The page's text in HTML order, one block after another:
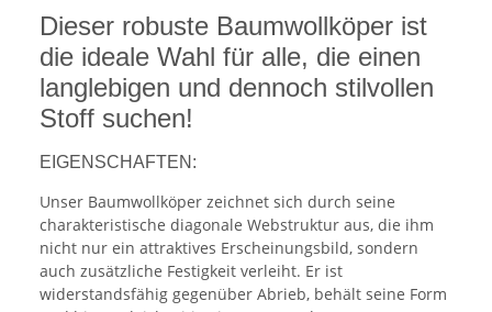
Dieser robuste Baumwollköper ist
die ideale Wahl für alle, die einen
langlebigen und dennoch stilvollen
Stoff suchen!
EIGENSCHAFTEN:
Unser Baumwollköper zeichnet sich durch seine
charakteristische diagonale Webstruktur aus, die ihm
nicht nur ein attraktives Erscheinungsbild, sondern
auch zusätzliche Festigkeit verleiht. Er ist
widerstandsfähig gegenüber Abrieb, behält seine Form